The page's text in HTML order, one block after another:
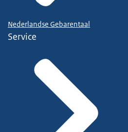
Nederlandse Gebarentaal
Service